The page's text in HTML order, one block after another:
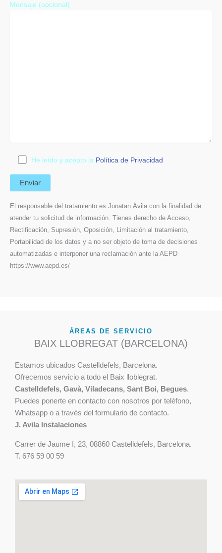
Mensaje (opcional)
He leído y acepto la Política de Privacidad
El responsable del tratamiento es Jonatan Ávila con la finalidad de
atender tu solicitud de información. Tienes derecho de Acceso,
Rectificación, Supresión, Oposición, Limitación al tratamiento,
Portabilidad de los datos y a no ser objeto de toma de decisiones
automatizadas e interponer una reclamación ante la AEPD
https://www.aepd.es/
ÁREAS DE SERVICIO
BAIX LLOBREGAT (BARCELONA)
Estamos ubicados Castelldefels, Barcelona.
Ofrecemos servicio a todo el Baix lloblegrat.
Castelldefels, Gavà, Viladecans, Sant Boi, Begues.
Puedes ponerte en contacto con nosotros por teléfono,
Whatsapp o a través del formulario de contacto.
J. Avila Instalaciones
Carrer de Jaume I, 23, 08860 Castelldefels, Barcelona.
T. 676 59 00 59